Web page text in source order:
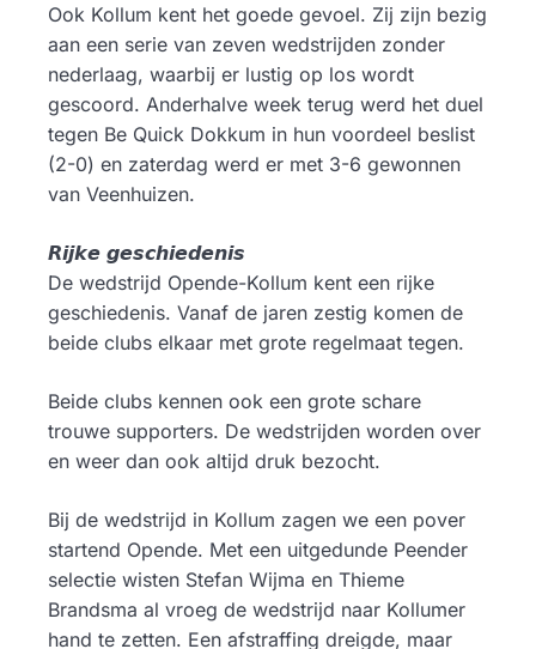
Ook Kollum kent het goede gevoel. Zij zijn bezig
aan een serie van zeven wedstrijden zonder
nederlaag, waarbij er lustig op los wordt
gescoord. Anderhalve week terug werd het duel
tegen Be Quick Dokkum in hun voordeel beslist
(2-0) en zaterdag werd er met 3-6 gewonnen
van Veenhuizen.
𝙍𝙞𝙟𝙠𝙚 𝙜𝙚𝙨𝙘𝙝𝙞𝙚𝙙𝙚𝙣𝙞𝙨
De wedstrijd Opende-Kollum kent een rijke
geschiedenis. Vanaf de jaren zestig komen de
beide clubs elkaar met grote regelmaat tegen.
Beide clubs kennen ook een grote schare
trouwe supporters. De wedstrijden worden over
en weer dan ook altijd druk bezocht.
Bij de wedstrijd in Kollum zagen we een pover
startend Opende. Met een uitgedunde Peender
selectie wisten Stefan Wijma en Thieme
Brandsma al vroeg de wedstrijd naar Kollumer
hand te zetten. Een afstraffing dreigde, maar